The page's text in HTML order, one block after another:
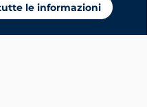
le informazioni